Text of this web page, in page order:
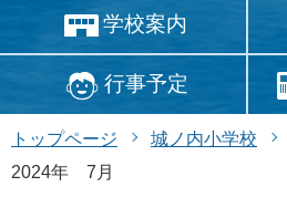
学校案内
行事予定
トップページ 城ノ内小学校
2024年 7月